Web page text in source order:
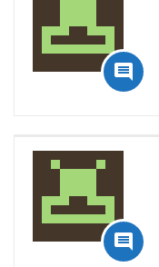

